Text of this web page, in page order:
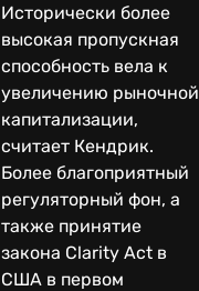
Исторически более
высокая пропускная
способность вела к
увеличению рыночной
капитализации,
считает Кендрик.
Более благоприятный
регуляторный фон, а
также принятие
закона Clarity Act в
США в первом